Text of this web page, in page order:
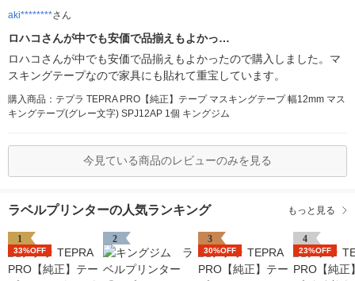
aki********さん
ロハコさんが中でも安価で品揃えもよかっ…
ロハコさんが中でも安価で品揃えもよかったので購入しました。マ
スキングテープなので家具にも貼れて重宝しています。
購入商品：テプラ TEPRA PRO【純正】テープ マスキングテープ 幅12mm マス
キングテープ(グレー文字) SPJ12AP 1個 キングジム
今見ている商品のレビューのみを見る
ラベルプリンターの人気ランキング もっと見る
1
33%OFF
2 3
30%OFF
4
23%OFF